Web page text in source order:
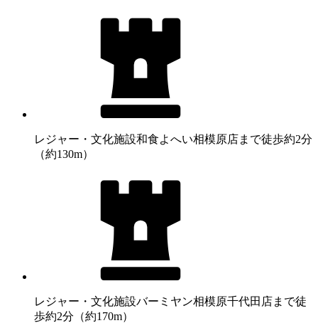
レジャー・文化施設和食よへい相模原店まで徒歩約2分
（約130m）
レジャー・文化施設バーミヤン相模原千代田店まで徒
歩約2分（約170m）